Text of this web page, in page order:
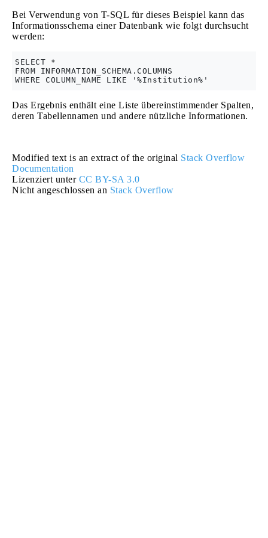
Bei Verwendung von T-SQL für dieses Beispiel kann das
Informationsschema einer Datenbank wie folgt durchsucht
werden:
SELECT *
FROM INFORMATION_SCHEMA.COLUMNS
Das Ergebnis enthält eine Liste übereinstimmender Spalten,
deren Tabellennamen und andere nützliche Informationen.
Modified text is an extract of the original Stack Overflow
Documentation
Lizenziert unter CC BY-SA 3.0
Nicht angeschlossen an Stack Overflow